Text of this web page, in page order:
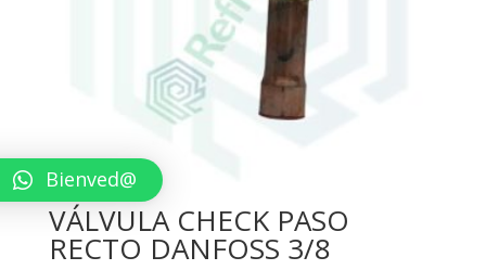
VÁLVULA CHECK PASO
RECTO DANFOSS 3/8
Bienved@